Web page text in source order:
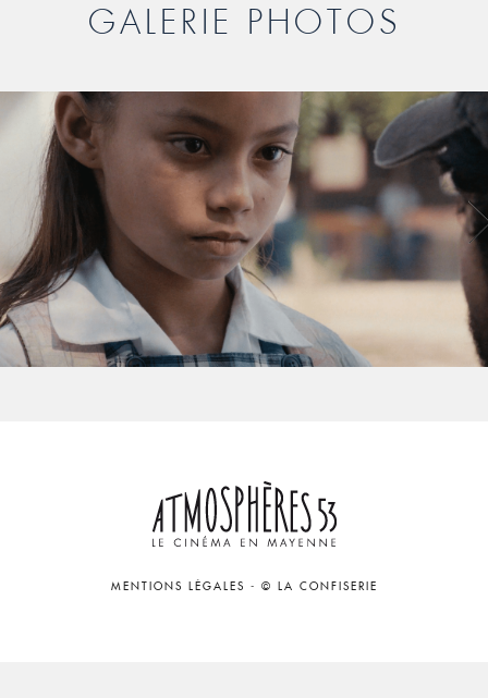
GALERIE PHOTOS
MENTIONS LÉGALES - © LA CONFISERIE